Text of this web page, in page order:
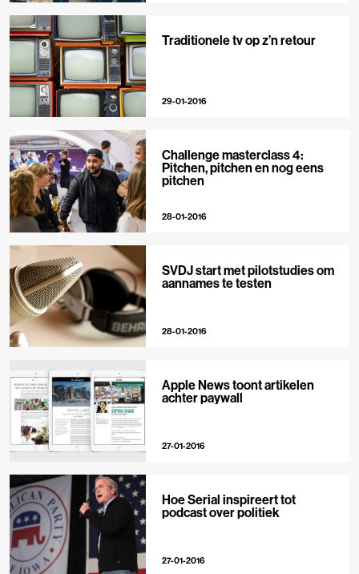
Traditionele tv op z’n retour
29-01-2016
Challenge masterclass 4:
Pitchen, pitchen en nog eens
pitchen
28-01-2016
SVDJ start met pilotstudies om
aannames te testen
28-01-2016
Apple News toont artikelen
achter paywall
27-01-2016
Hoe Serial inspireert tot
podcast over politiek
27-01-2016